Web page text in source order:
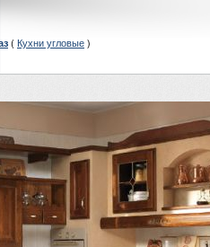
( Кухни угловые)